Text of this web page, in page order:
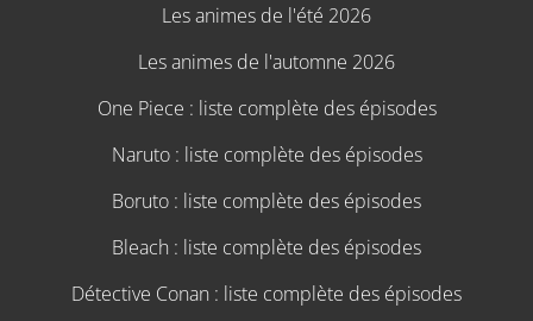
Les animes de l'été 2026
Les animes de l'automne 2026
One Piece : liste complète des épisodes
Naruto : liste complète des épisodes
Boruto : liste complète des épisodes
Bleach : liste complète des épisodes
Détective Conan : liste complète des épisodes